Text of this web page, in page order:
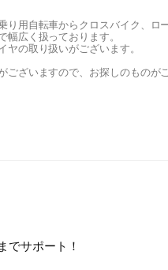
り用自転車からクロスバイク、ロ
広く扱っております。
の取り扱いがございます。
ざいますので、お探しのものが
でサポート！